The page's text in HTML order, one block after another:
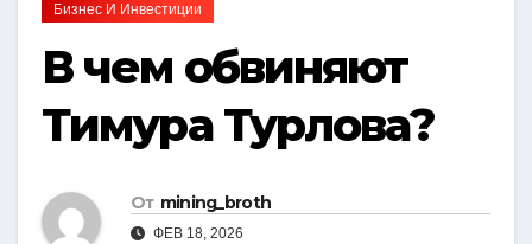
Бизнес И Инвестиции
В чем обвиняют
Тимура Турлова?
От mining_broth
ФЕВ 18, 2026